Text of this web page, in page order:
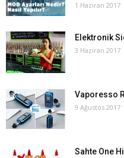
1 Haziran 2017
Elektronik
3 Haziran 2017
Vaporesso
9 Ağustos 2017
Sahte One